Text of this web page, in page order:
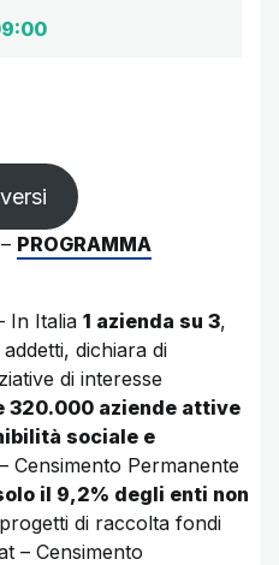
PROGRAMMA
In Italia 1 azienda su 3,
dichiara di
di interesse
320.000 aziende attive
sociale e
Censimento Permanente
il 9,2% degli enti non
di raccolta fondi
– Censimento